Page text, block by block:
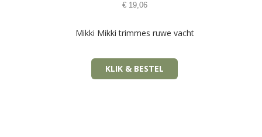
€19,06
Mikki Mikki trimmes ruwe vacht
KLIK & BESTEL